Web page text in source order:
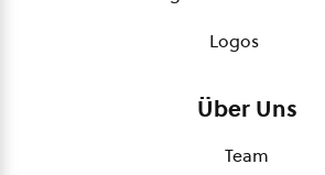
Logos
Über Uns
Team